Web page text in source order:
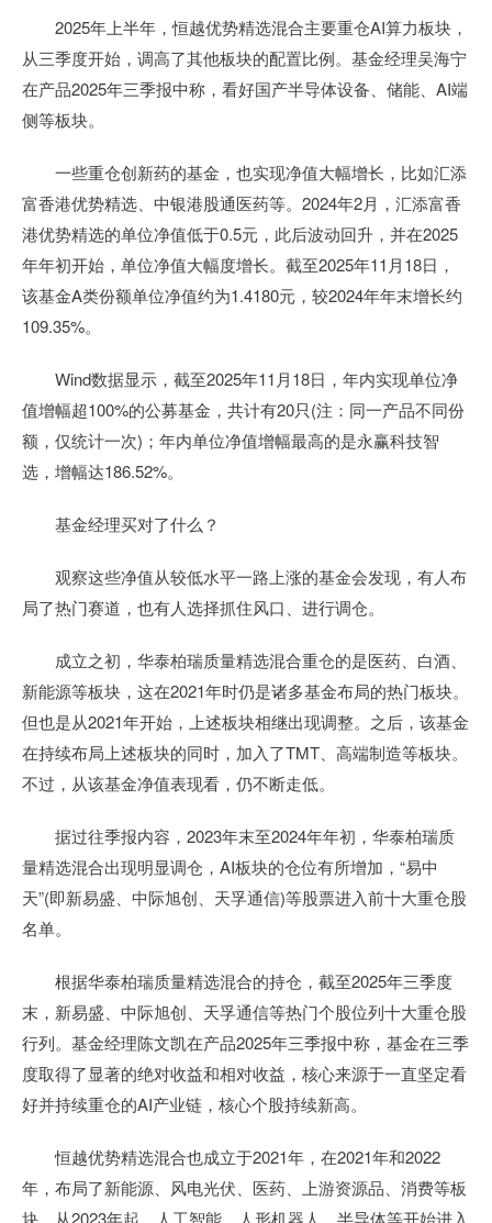
2025年上半年，恒越优势精选混合主要重仓AI算力板块，
从三季度开始，调高了其他板块的配置比例。基金经理吴海宁
在产品2025年三季报中称，看好国产半导体设备、储能、AI端
侧等板块。
一些重仓创新药的基金，也实现净值大幅增长，比如汇添
富香港优势精选、中银港股通医药等。2024年2月，汇添富香
港优势精选的单位净值低于0.5元，此后波动回升，并在2025
年年初开始，单位净值大幅度增长。截至2025年11月18日，
该基金A类份额单位净值约为1.4180元，较2024年年末增长约
109.35%。
Wind数据显示，截至2025年11月18日，年内实现单位净
值增幅超100%的公募基金，共计有20只(注：同一产品不同份
额，仅统计一次)；年内单位净值增幅最高的是永赢科技智
选，增幅达186.52%。
基金经理买对了什么？
观察这些净值从较低水平一路上涨的基金会发现，有人布
局了热门赛道，也有人选择抓住风口、进行调仓。
成立之初，华泰柏瑞质量精选混合重仓的是医药、白酒、
新能源等板块，这在2021年时仍是诸多基金布局的热门板块。
但也是从2021年开始，上述板块相继出现调整。之后，该基金
在持续布局上述板块的同时，加入了TMT、高端制造等板块。
不过，从该基金净值表现看，仍不断走低。
据过往季报内容，2023年末至2024年年初，华泰柏瑞质
量精选混合出现明显调仓，AI板块的仓位有所增加，“易中
天”(即新易盛、中际旭创、天孚通信)等股票进入前十大重仓股
名单。
根据华泰柏瑞质量精选混合的持仓，截至2025年三季度
末，新易盛、中际旭创、天孚通信等热门个股位列十大重仓股
行列。基金经理陈文凯在产品2025年三季报中称，基金在三季
度取得了显著的绝对收益和相对收益，核心来源于一直坚定看
好并持续重仓的AI产业链，核心个股持续新高。
恒越优势精选混合也成立于2021年，在2021年和2022
年，布局了新能源、风电光伏、医药、上游资源品、消费等板
块。从2023年起，人工智能、人形机器人、半导体等开始进入